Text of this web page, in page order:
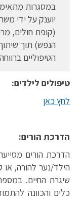
במסגרות
יוענק על ידי
(קופת חולים,
הנפש) תוך
הטיפוליים
טיפולים לילדים:
לחץ כאן
הדרכת הורים:
הדרכת הורים
הילד/נער להורה,
שיגרת החיים.
כלים והכוונה